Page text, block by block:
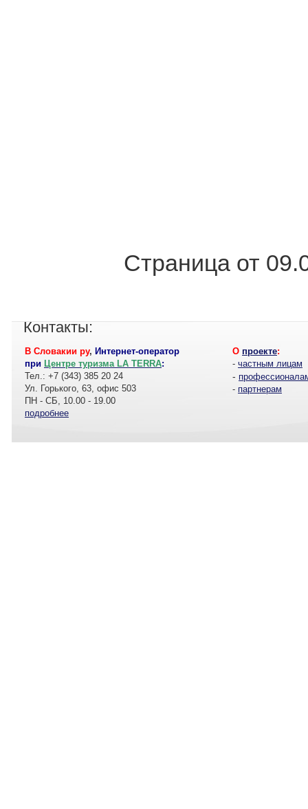
Страница от
Контакты:
В Словакии ру, Интернет-оператор
при Центре туризма LA TERRA:
Тел.: +7 (343) 385 20 24
Ул. Горького, 63, офис 503
ПН - СБ, 10.00 - 19.00
подробнее
О проекте:
- частным лицам
-
- партнерам